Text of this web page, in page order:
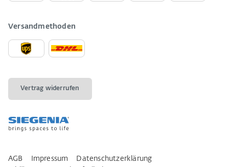
Versandmethoden
Vertrag widerrufen
AGB Impressum
Datenschutzerklärung